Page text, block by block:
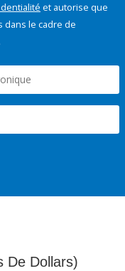
et autorise que
le cadre de
De Dollars)